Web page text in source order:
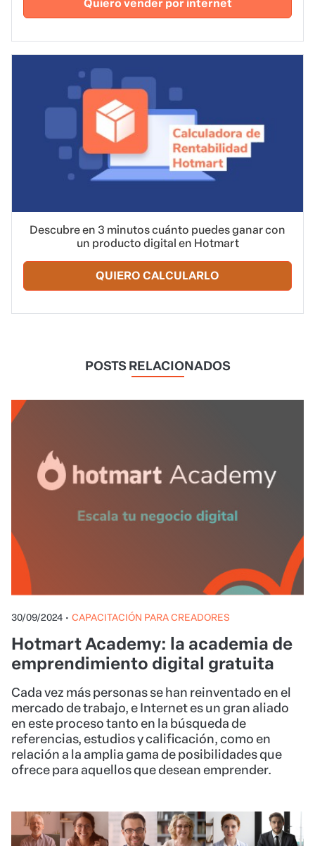
Quiero vender por internet
Descubre en 3 minutos cuánto puedes ganar con
un producto digital en Hotmart
QUIERO CALCULARLO
POSTS RELACIONADOS
30/09/2024 • CAPACITACIÓN PARA CREADORES
Hotmart Academy: la academia de
emprendimiento digital gratuita
Cada vez más personas se han reinventado en el
mercado de trabajo, e Internet es un gran aliado
en este proceso tanto en la búsqueda de
referencias, estudios y calificación, como en
relación a la amplia gama de posibilidades que
ofrece para aquellos que desean emprender.